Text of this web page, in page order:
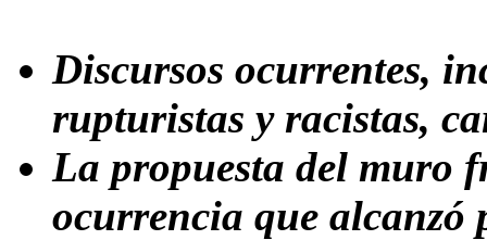
Discursos ocurrentes,
rupturistas y racistas,
La propuesta del muro
ocurrencia que alcanzó